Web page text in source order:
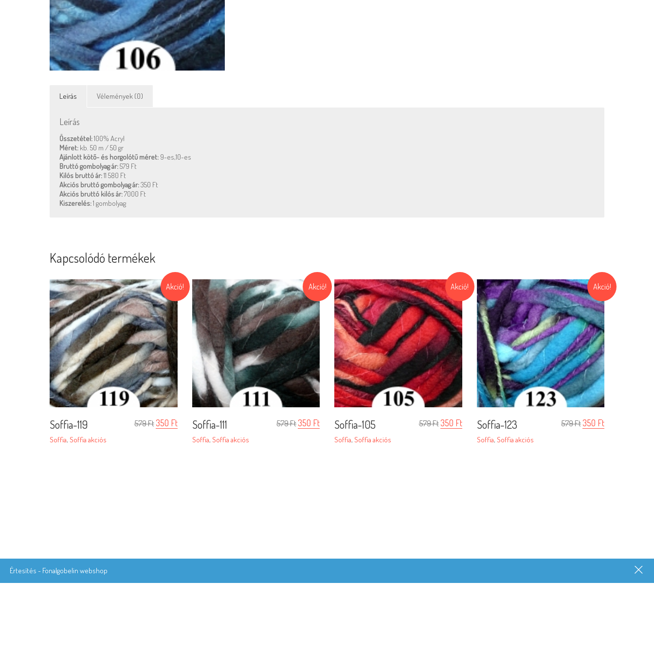
Leírás Vélemények (0)
Leírás
Összetétel:100% Acryl
Méret: kb. 50 m / 50 gr
Ajánlott kötő- és horgolótű méret: 9-es,10-es
Bruttó gombolyag ár:579 Ft
Kilós bruttó ár:11 580 Ft
Akciós bruttó gombolyag ár:350 Ft
Akciós bruttó kilós ár:7000 Ft
Kiszerelés:1 gombolyag
Kapcsolódó termékek
Akció!
Soffia-119
Soffia, Soffia akciós
579Ft 350 Ft
Akció!
Soffia-111
Soffia, Soffia akciós
579Ft 350 Ft
Akció!
Soffia-105
Soffia, Soffia akciós
579Ft 350 Ft
Akció!
Soffia-123
Soffia, Soffia akciós
579Ft 350 Ft
© Copyright 2020 ·Frédo Fonal és Gobelin webshopbykardoscsabi
Értesítés - Fonalgobelin webshop